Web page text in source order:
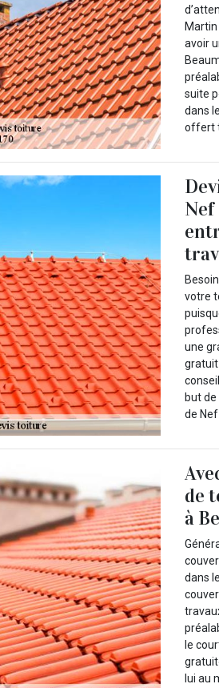
avoir
suite
dans
offert
votre
une
gratuit
but
de
de
à
dans
le
lui au